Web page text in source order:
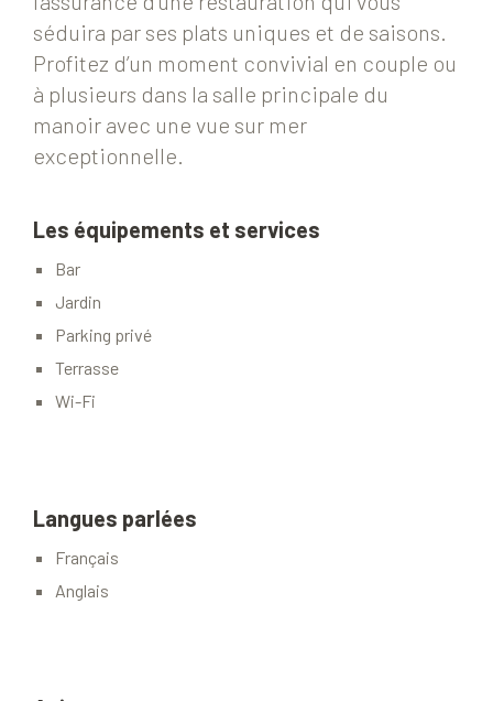
séduira par ses plats uniques et de saisons.
Profitez d’un moment convivial en couple ou
à plusieurs dans la salle principale du
manoir avec une vue sur mer
exceptionnelle.
Les équipements et services
Bar
Jardin
Parking privé
Terrasse
Wi-Fi
Langues parlées
Français
Anglais